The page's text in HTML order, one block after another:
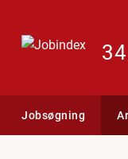
Jobsøgning